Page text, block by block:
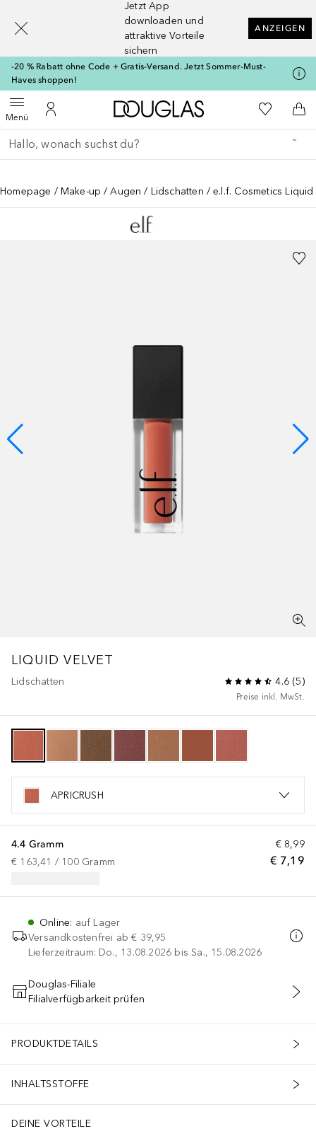
Jetzt App
downloaden und
attraktive Vorteile
sichern
ANZEIGEN
-20 % Rabatt ohne Code + Gratis-Versand. Jetzt Sommer-Must-
Haves shoppen!
MenüMenü öffnenZu Meinem Kundenkonto
Zur Douglas Startseite
Zu Meiner
Gehe zurück
Suche ausführen
Homepage Make-up Augen Lidschatten e.l.f. Cosmetics Liquid
LIQUID VELVET
Lidschatten 4.6 (5)
Preise inkl. MwSt.
APRICRUSH
€ 8,99
€ 7,19
4.4 Gramm
€ 163,41 / 100 Gramm
Online: auf Lager
Versandkostenfrei ab € 39,95
Lieferzeitraum: Do., 13.08.2026 bis Sa., 15.08.2026
IN DEN WARENKORB
Douglas-Filiale
Filialverfügbarkeit prüfen
PRODUKTDETAILS
INHALTSSTOFFE
DEINE VORTEILE
[navigation.slideout.screenreader]